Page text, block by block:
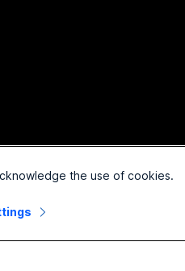
oikeudet pidätetään.the use of cookies.